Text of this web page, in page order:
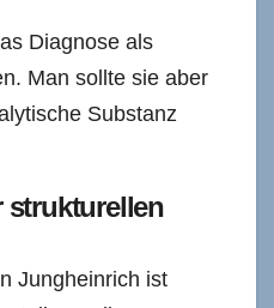
Diagnose als
Man sollte sie aber
Substanz
strukturellen
Jungheinrich ist